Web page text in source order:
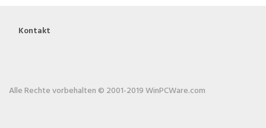
Kontakt
Alle Rechte vorbehalten © 2001-2019 WinPCWare.com